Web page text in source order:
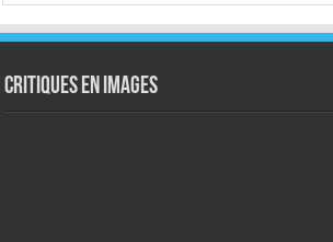
Critiques en images